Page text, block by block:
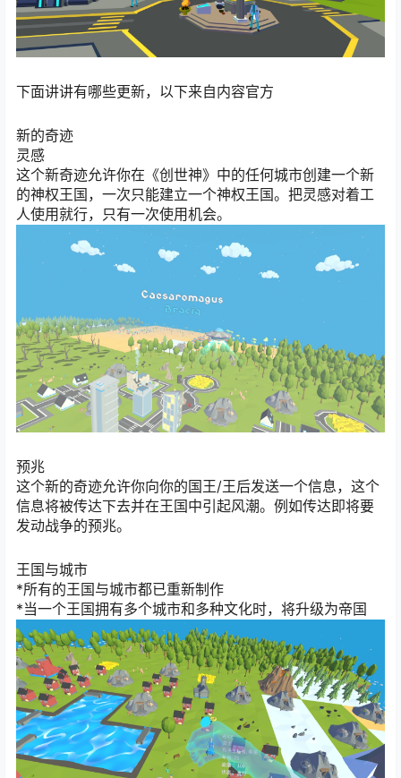
下面讲讲有哪些更新，以下来自内容官方
新的奇迹
灵感
这个新奇迹允许你在《创世神》中的任何城市创建一个新
的神权王国，一次只能建立一个神权王国。把灵感对着工
人使用就行，只有一次使用机会。
预兆
这个新的奇迹允许你向你的国王/王后发送一个信息，这个
信息将被传达下去并在王国中引起风潮。例如传达即将要
发动战争的预兆。
王国与城市
*所有的王国与城市都已重新制作
*当一个王国拥有多个城市和多种文化时，将升级为帝国